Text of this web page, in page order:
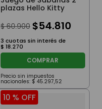
plazas Hello Kitty
$ 60.900 $54.810
3 cuotas sin interés de
$ 18.270
COMPRAR
Precio sin impuestos
nacionales: $ 45.297,52
10 % OFF